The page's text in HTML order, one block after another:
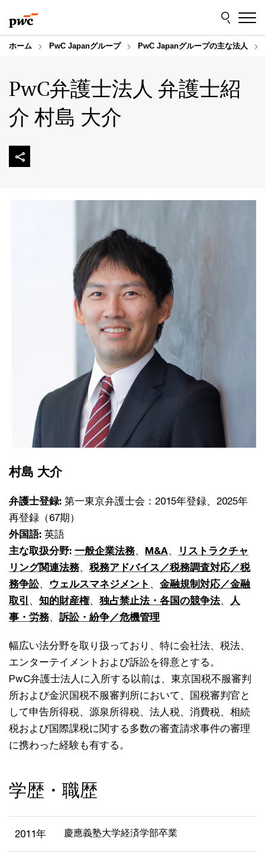
to
content
to
footer
ホーム PwC Japanグループ PwC Japanグループの主な法人
PwC弁護士法人 弁護士紹
介 村島 大介
村島 大介
弁護士登録: 第一東京弁護士会：2015年登録、2025年
再登録（67期）
外国語: 英語
主な取扱分野: 一般企業法務、 M&A、
リストラクチャ
リング関連法務、 税務アドバイス／税務調査対応／税
務争訟、 ウェルスマネジメント 、 金融規制対応／金融
取引 、 知的財産権、 独占禁止法・各国の競争法、 人
事・労務、 訴訟・紛争／危機管理
幅広い法分野を取り扱っており、特に会社法、税法、
エンターテイメントおよび訴訟を得意とする。
PwC弁護士法人に入所する以前は、東京国税不服審判
所および金沢国税不服審判所において、国税審判官と
して申告所得税、源泉所得税、法人税、消費税、相続
税および国際課税に関する多数の審査請求事件の審理
に携わった経験も有する。
学歴・職歴
2011年 慶應義塾大学経済学部卒業